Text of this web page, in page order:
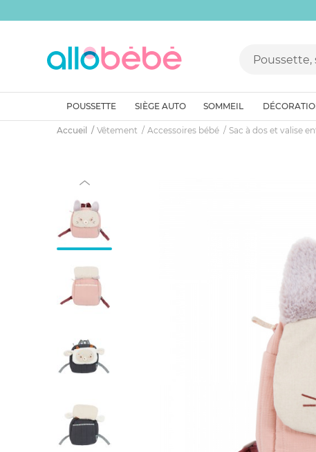
POUSSETTE SIÈGE AUTO SOMMEIL
Accueil Vêtement Accessoires bébé Sac à dos et valise